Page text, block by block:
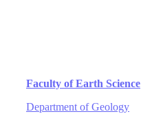
Faculty of Earth Science
Department of Geology